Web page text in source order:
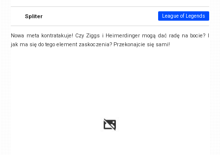
Spliter League of Legends
Nowa meta kontratakuje! Czy Ziggs i Heimerdinger mogą dać radę na bocie? I
jak ma się do tego element zaskoczenia? Przekonajcie się sami!